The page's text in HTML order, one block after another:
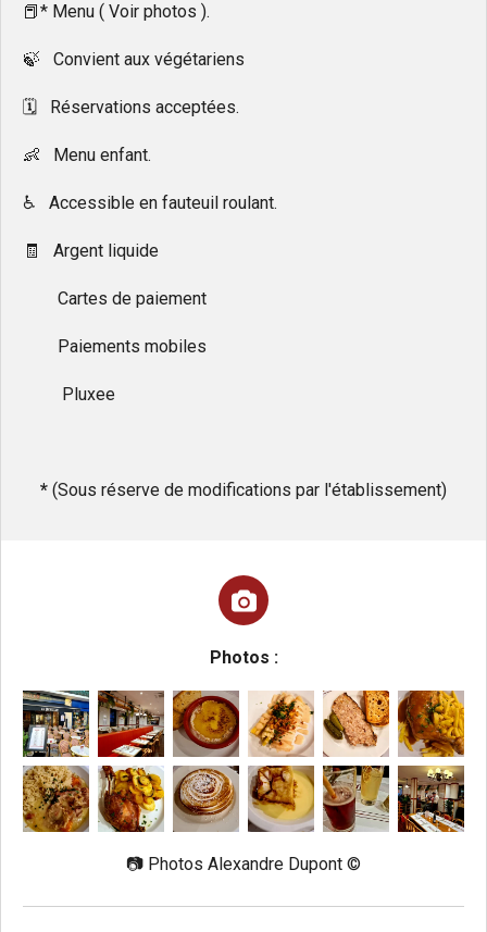
📕* Menu ( Voir photos ).
🍃 Convient aux végétariens
🗓 Réservations acceptées.
👶 Menu enfant.
♿ Accessible en fauteuil roulant.
🧾 Argent liquide
Cartes de paiement
Paiements mobiles
Pluxee
* (Sous réserve de modifications par l'établissement)
Photos :
📷 Photos Alexandre Dupont ©️